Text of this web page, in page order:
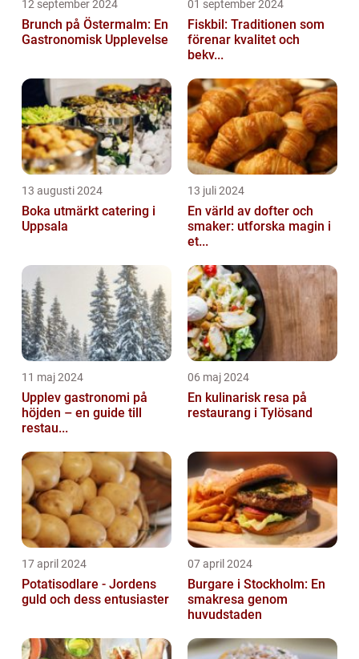
12 september 2024
Brunch på Östermalm: En
Gastronomisk Upplevelse
01 september 2024
Fiskbil: Traditionen som
förenar kvalitet och
bekv...
13 augusti 2024
Boka utmärkt catering i
Uppsala
13 juli 2024
En värld av dofter och
smaker: utforska magin i
et...
11 maj 2024
Upplev gastronomi på
höjden – en guide till
restau...
06 maj 2024
En kulinarisk resa på
restaurang i Tylösand
17 april 2024
Potatisodlare - Jordens
guld och dess entusiaster
07 april 2024
Burgare i Stockholm: En
smakresa genom
huvudstaden